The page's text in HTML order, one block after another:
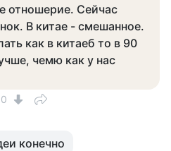
отношерие. Сейчас
В китае - смешанное.
как в китаеб то в 90
чемю как у нас
0
конечно